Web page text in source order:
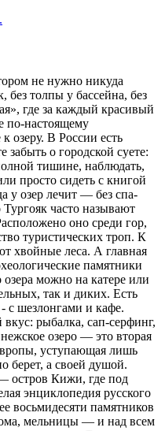
не нужно никуда
без толпы у бассейна, без
где за каждый красивый
по-настоящему
озеру. В России есть
забыть о городской суете:
тишине, наблюдать,
просто сидеть с книгой
у озер лечит — без спа-
часто называют
оно среди гор,
туристических троп. К
хвойные леса. А главная
памятники
можно на катере или
так и диких. Есть
с шезлонгами и кафе.
рыбалка, сап-серфинг,
озеро — это вторая
уступающая лишь
берет, а своей душой.
остров Кижи, где под
энциклопедия русского
восьмидесяти памятников
мельницы — и над всем